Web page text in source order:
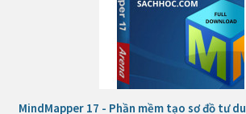
MindMapper 17 - Phần mềm tạo sơ đồ tư